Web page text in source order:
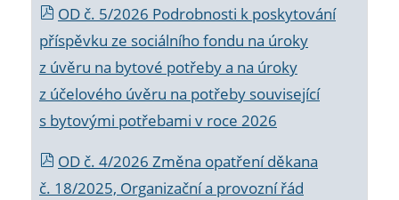
OD č. 5/2026 Podrobnosti k poskytování
příspěvku ze sociálního fondu na úroky
z úvěru na bytové potřeby a na úroky
z účelového úvěru na potřeby související
s bytovými potřebami v roce 2026
OD č. 4/2026 Změna opatření děkana
č. 18/2025, Organizační a provozní řád